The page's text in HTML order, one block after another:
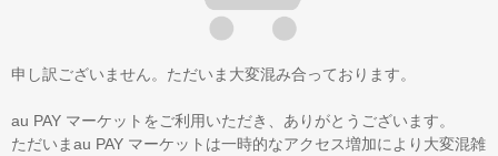
申し訳ございません。ただいま大変混み合っております。
au PAY マーケットをご利用いただき、ありがとうございます。
ただいまau PAY マーケットは一時的なアクセス増加により大変混雑